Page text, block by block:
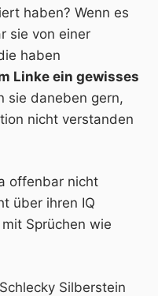
haben? Wenn es
sie von einer
haben
Linke ein gewisses
sie daneben gern,
nicht verstanden
offenbar nicht
über ihren IQ
Sprüchen wie
Silberstein